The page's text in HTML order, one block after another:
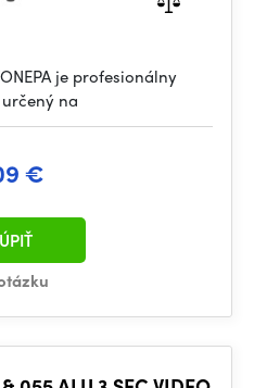
je profesionálny
na
€